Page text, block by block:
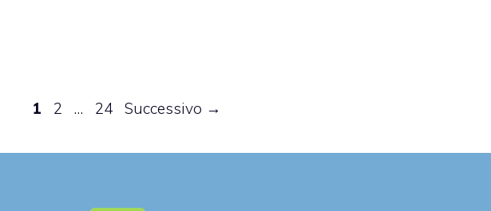
Pagina
1 Pagina
2 … Pagina
24 Successivo →